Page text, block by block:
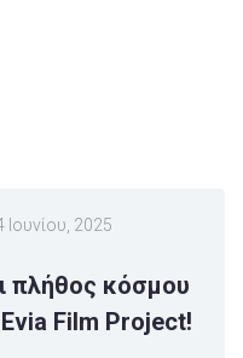
Ιουνίου, 2025
πλήθος κόσμου
Film Project!